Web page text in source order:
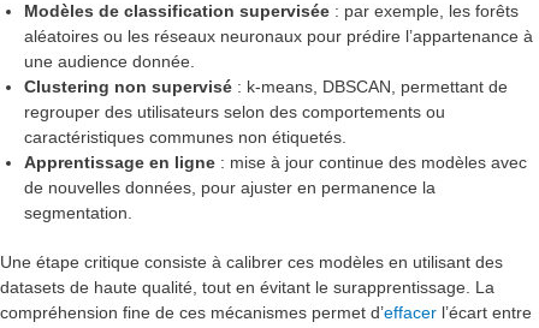
Modèles de classification supervisée : par exemple, les forêts
aléatoires ou les réseaux neuronaux pour prédire l’appartenance à
une audience donnée.
Clustering non supervisé : k-means, DBSCAN, permettant de
regrouper des utilisateurs selon des comportements ou
caractéristiques communes non étiquetés.
Apprentissage en ligne : mise à jour continue des modèles avec
de nouvelles données, pour ajuster en permanence la
segmentation.
Une étape critique consiste à calibrer ces modèles en utilisant des
datasets de haute qualité, tout en évitant le surapprentissage. La
compréhension fine de ces mécanismes permet d’effacer l’écart entre